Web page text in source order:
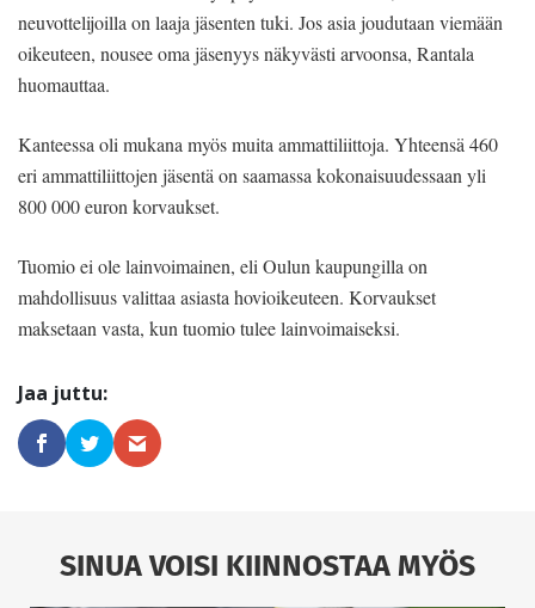
neuvottelijoilla on laaja jäsenten tuki. Jos asia joudutaan viemään
oikeuteen, nousee oma jäsenyys näkyvästi arvoonsa, Rantala
huomauttaa.
Kanteessa oli mukana myös muita ammattiliittoja. Yhteensä 460
eri ammattiliittojen jäsentä on saamassa kokonaisuudessaan yli
800 000 euron korvaukset.
Tuomio ei ole lainvoimainen, eli Oulun kaupungilla on
mahdollisuus valittaa asiasta hovioikeuteen. Korvaukset
maksetaan vasta, kun tuomio tulee lainvoimaiseksi.
SINUA VOISI KIINNOSTAA MYÖS